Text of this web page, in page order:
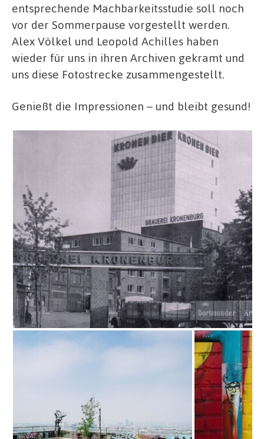
entsprechende Machbarkeitsstudie soll noch
vor der Sommerpause vorgestellt werden.
Alex Völkel und Leopold Achilles haben
wieder für uns in ihren Archiven gekramt und
uns diese Fotostrecke zusammengestellt.
Genießt die Impressionen – und bleibt gesund!